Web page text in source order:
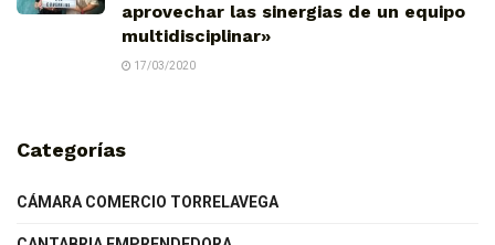
aprovechar las sinergias de un equipo
multidisciplinar»
17/03/2020
Categorías
CÁMARA COMERCIO TORRELAVEGA